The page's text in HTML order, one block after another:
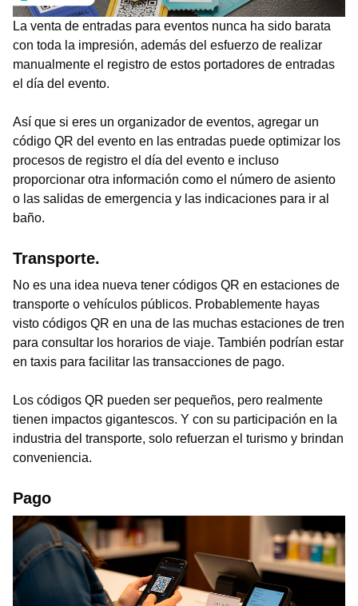
La venta de entradas para eventos nunca ha sido barata
con toda la impresión, además del esfuerzo de realizar
manualmente el registro de estos portadores de entradas
el día del evento.
Así que si eres un organizador de eventos, agregar un
código QR del evento en las entradas puede optimizar los
procesos de registro el día del evento e incluso
proporcionar otra información como el número de asiento
o las salidas de emergencia y las indicaciones para ir al
baño.
Transporte.
No es una idea nueva tener códigos QR en estaciones de
transporte o vehículos públicos. Probablemente hayas
visto códigos QR en una de las muchas estaciones de tren
para consultar los horarios de viaje. También podrían estar
en taxis para facilitar las transacciones de pago.
Los códigos QR pueden ser pequeños, pero realmente
tienen impactos gigantescos. Y con su participación en la
industria del transporte, solo refuerzan el turismo y brindan
conveniencia.
Pago